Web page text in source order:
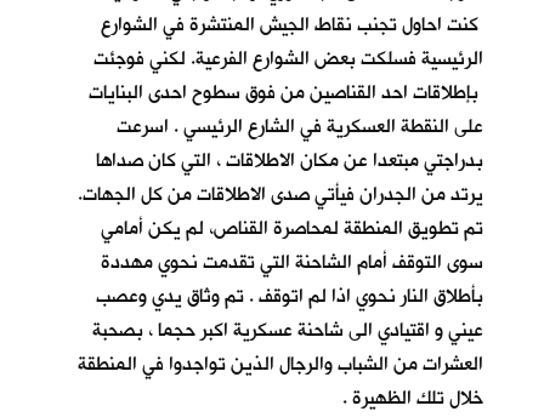
كنت احاول تجنب نقاط الجيش المنتشرة في الشوارع
الرئيسية فسلكت بعض الشوارع الفرعية. لكني فوجئت
بإطلاقات احد القناصين من فوق سطوح احدى البنايات
على النقطة العسكرية في الشارع الرئيسي . اسرعت
بدراجتي مبتعدا عن مكان الاطلاقات ، التي كان صداها
يرتد من الجدران فيأتي صدى الاطلاقات من كل الجهات.
تم تطويق المنطقة لمحاصرة القناص، لم يكن أمامي
سوى التوقف أمام الشاحنة التي تقدمت نحوي مهددة
بأطلاق النار نحوي اذا لم اتوقف . تم وثاق يدي وعصب
عيني و اقتيادي الى شاحنة عسكرية اكبر حجما ، بصحبة
العشرات من الشباب والرجال الذين تواجدوا في المنطقة
خلال تلك الظهيرة .